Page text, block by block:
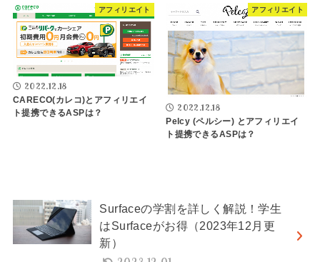
アフィリエイト
2022.12.18
CARECO(カレコ)とアフィリエイ
ト提携できるASPは？
アフィリエイト
2022.12.18
Pelcy (ペルシー) とアフィリエイ
ト提携できるASPは？
Surfaceの学割を詳しく解説！学生
はSurfaceがお得（2023年12月更
新）